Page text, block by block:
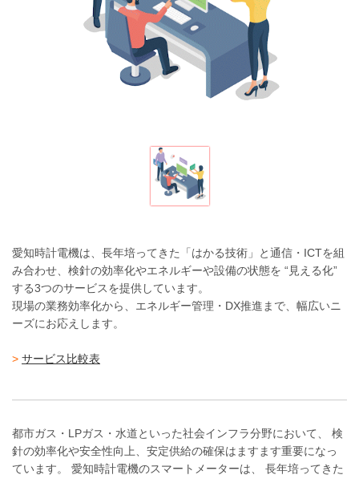
愛知時計電機は、長年培ってきた「はかる技術」と通信・ICTを組
み合わせ、検針の効率化やエネルギーや設備の状態を “見える化”
する3つのサービスを提供しています。
現場の業務効率化から、エネルギー管理・DX推進まで、幅広いニ
ーズにお応えします。
> サービス比較表
都市ガス・LPガス・水道といった社会インフラ分野において、 検
針の効率化や安全性向上、安定供給の確保はますます重要になっ
ています。 愛知時計電機のスマートメーターは、 長年培ってきた